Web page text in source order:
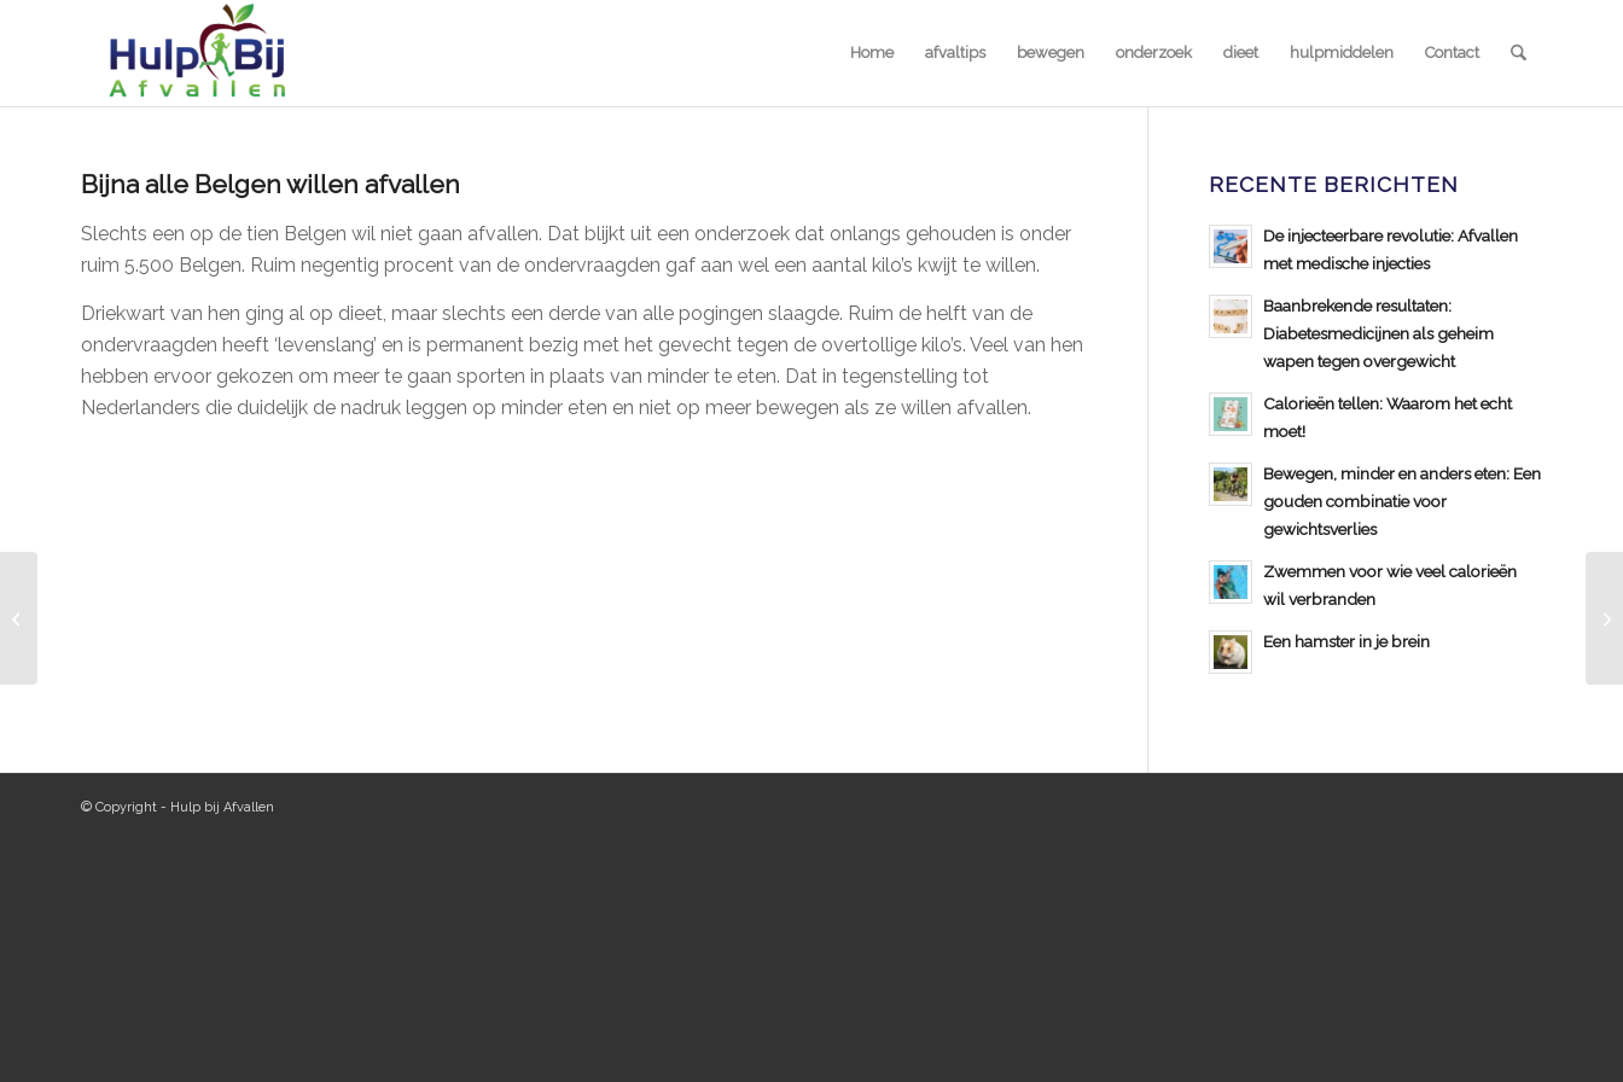
Home afvaltips bewegen onderzoek dieet hulpmiddelen Contact
Bijna alle Belgen willen afvallen
Slechts een op de tien Belgen wil niet gaan afvallen. Dat blijkt uit een onderzoek dat onlangs gehouden is onder
ruim 5.500 Belgen. Ruim negentig procent van de ondervraagden gaf aan wel een aantal kilo’s kwijt te willen.
Driekwart van hen ging al op dieet, maar slechts een derde van alle pogingen slaagde. Ruim de helft van de
ondervraagden heeft ‘levenslang’ en is permanent bezig met het gevecht tegen de overtollige kilo’s. Veel van hen
hebben ervoor gekozen om meer te gaan sporten in plaats van minder te eten. Dat in tegenstelling tot
Nederlanders die duidelijk de nadruk leggen op minder eten en niet op meer bewegen als ze willen afvallen.
RECENTE BERICHTEN
De injecteerbare revolutie: Afvallen
met medische injecties
Baanbrekende resultaten:
Diabetesmedicijnen als geheim
wapen tegen overgewicht
Calorieën tellen: Waarom het echt
moet!
Bewegen, minder en anders eten: Een
gouden combinatie voor
gewichtsverlies
Zwemmen voor wie veel calorieën
wil verbranden
Een hamster in je brein
© Copyright - Hulp bij Afvallen